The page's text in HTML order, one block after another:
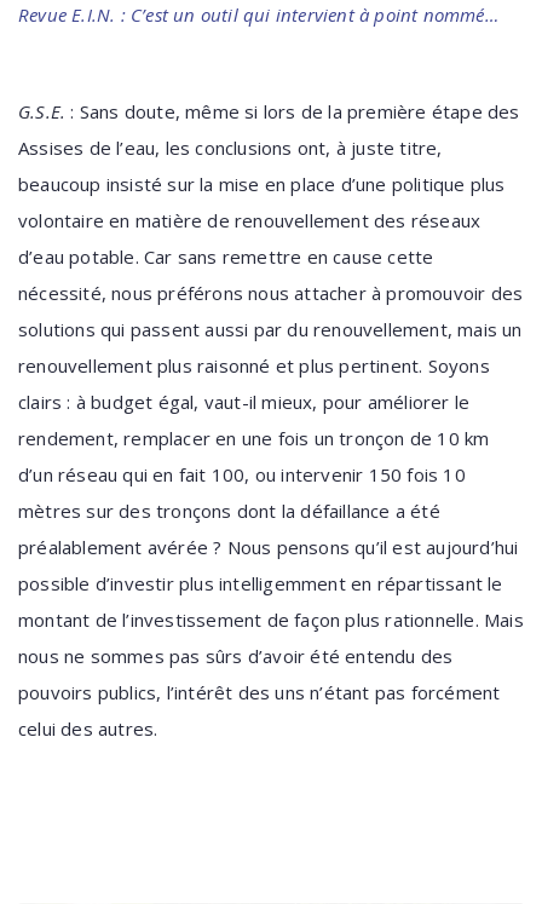
Revue E.I.N. : C’est un outil qui intervient à point nommé…
G.S.E. : Sans doute, même si lors de la première étape des
Assises del’eau, les conclusions ont, à juste titre,
beaucoup insisté sur la mise en place d’une politique plus
volontaire en matière de renouvellement des réseaux
d’eau potable. Car sans remettre en cause cette
nécessité, nous préférons nous attacher à promouvoir des
solutions qui passent aussi par du renouvellement, mais un
renouvellement plus raisonné et plus pertinent. Soyons
clairs : à budget égal, vaut-il mieux, pour améliorer le
rendement, remplacer en une fois un tronçon de 10 km
d’un réseau qui en fait 100, ou intervenir 150 fois 10
mètres sur des tronçons dont la défaillance a été
préalablement avérée ? Nous pensons qu’il est aujourd’hui
possible d’investir plus intelligemment en répartissant le
montant de l’investissement de façon plus rationnelle. Mais
nous ne sommes pas sûrs d’avoir été entendu des
pouvoirs publics, l’intérêt des uns n’étant pas forcément
celui des autres.